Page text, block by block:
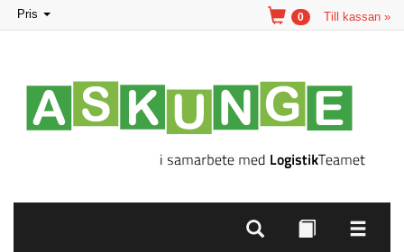
Toggle
navigation
Pris Till kassan »
0